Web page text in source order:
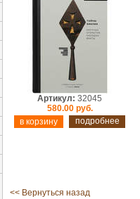
Артикул: 32045
580.00 руб.
подробнее
<< Вернуться назад